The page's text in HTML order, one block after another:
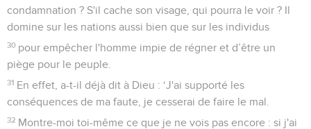
condamnation ? S'il cache son visage, qui pourra le voir ? Il
domine sur les nations aussi bien que sur les individus
30 pour empêcher l'homme impie de régner et d’être un
piège pour le peuple.
31 En effet, a-t-il déjà dit à Dieu : ‘J'ai supporté les
conséquences de ma faute, je cesserai de faire le mal.
32 Montre-moi toi-même ce que je ne vois pas encore : si j'ai